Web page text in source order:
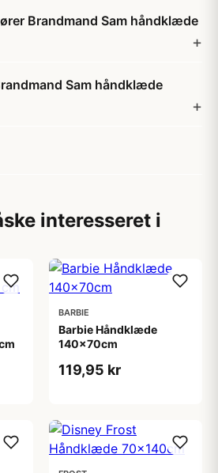
Brandmand Sam håndklæde
Sam håndklæde
interesseret i
BARBIE
Barbie Håndklæde
140x70cm
119,95 kr